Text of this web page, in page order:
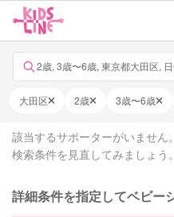
2歳, 3歳〜6歳, 東京都大田区,
大田区 2歳 3歳〜6歳
該当するサポーターがいません。
検索条件を見直してみましょう。
詳細条件を指定してベビー